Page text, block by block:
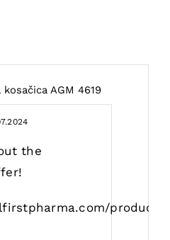
AGM 4619
the
product/